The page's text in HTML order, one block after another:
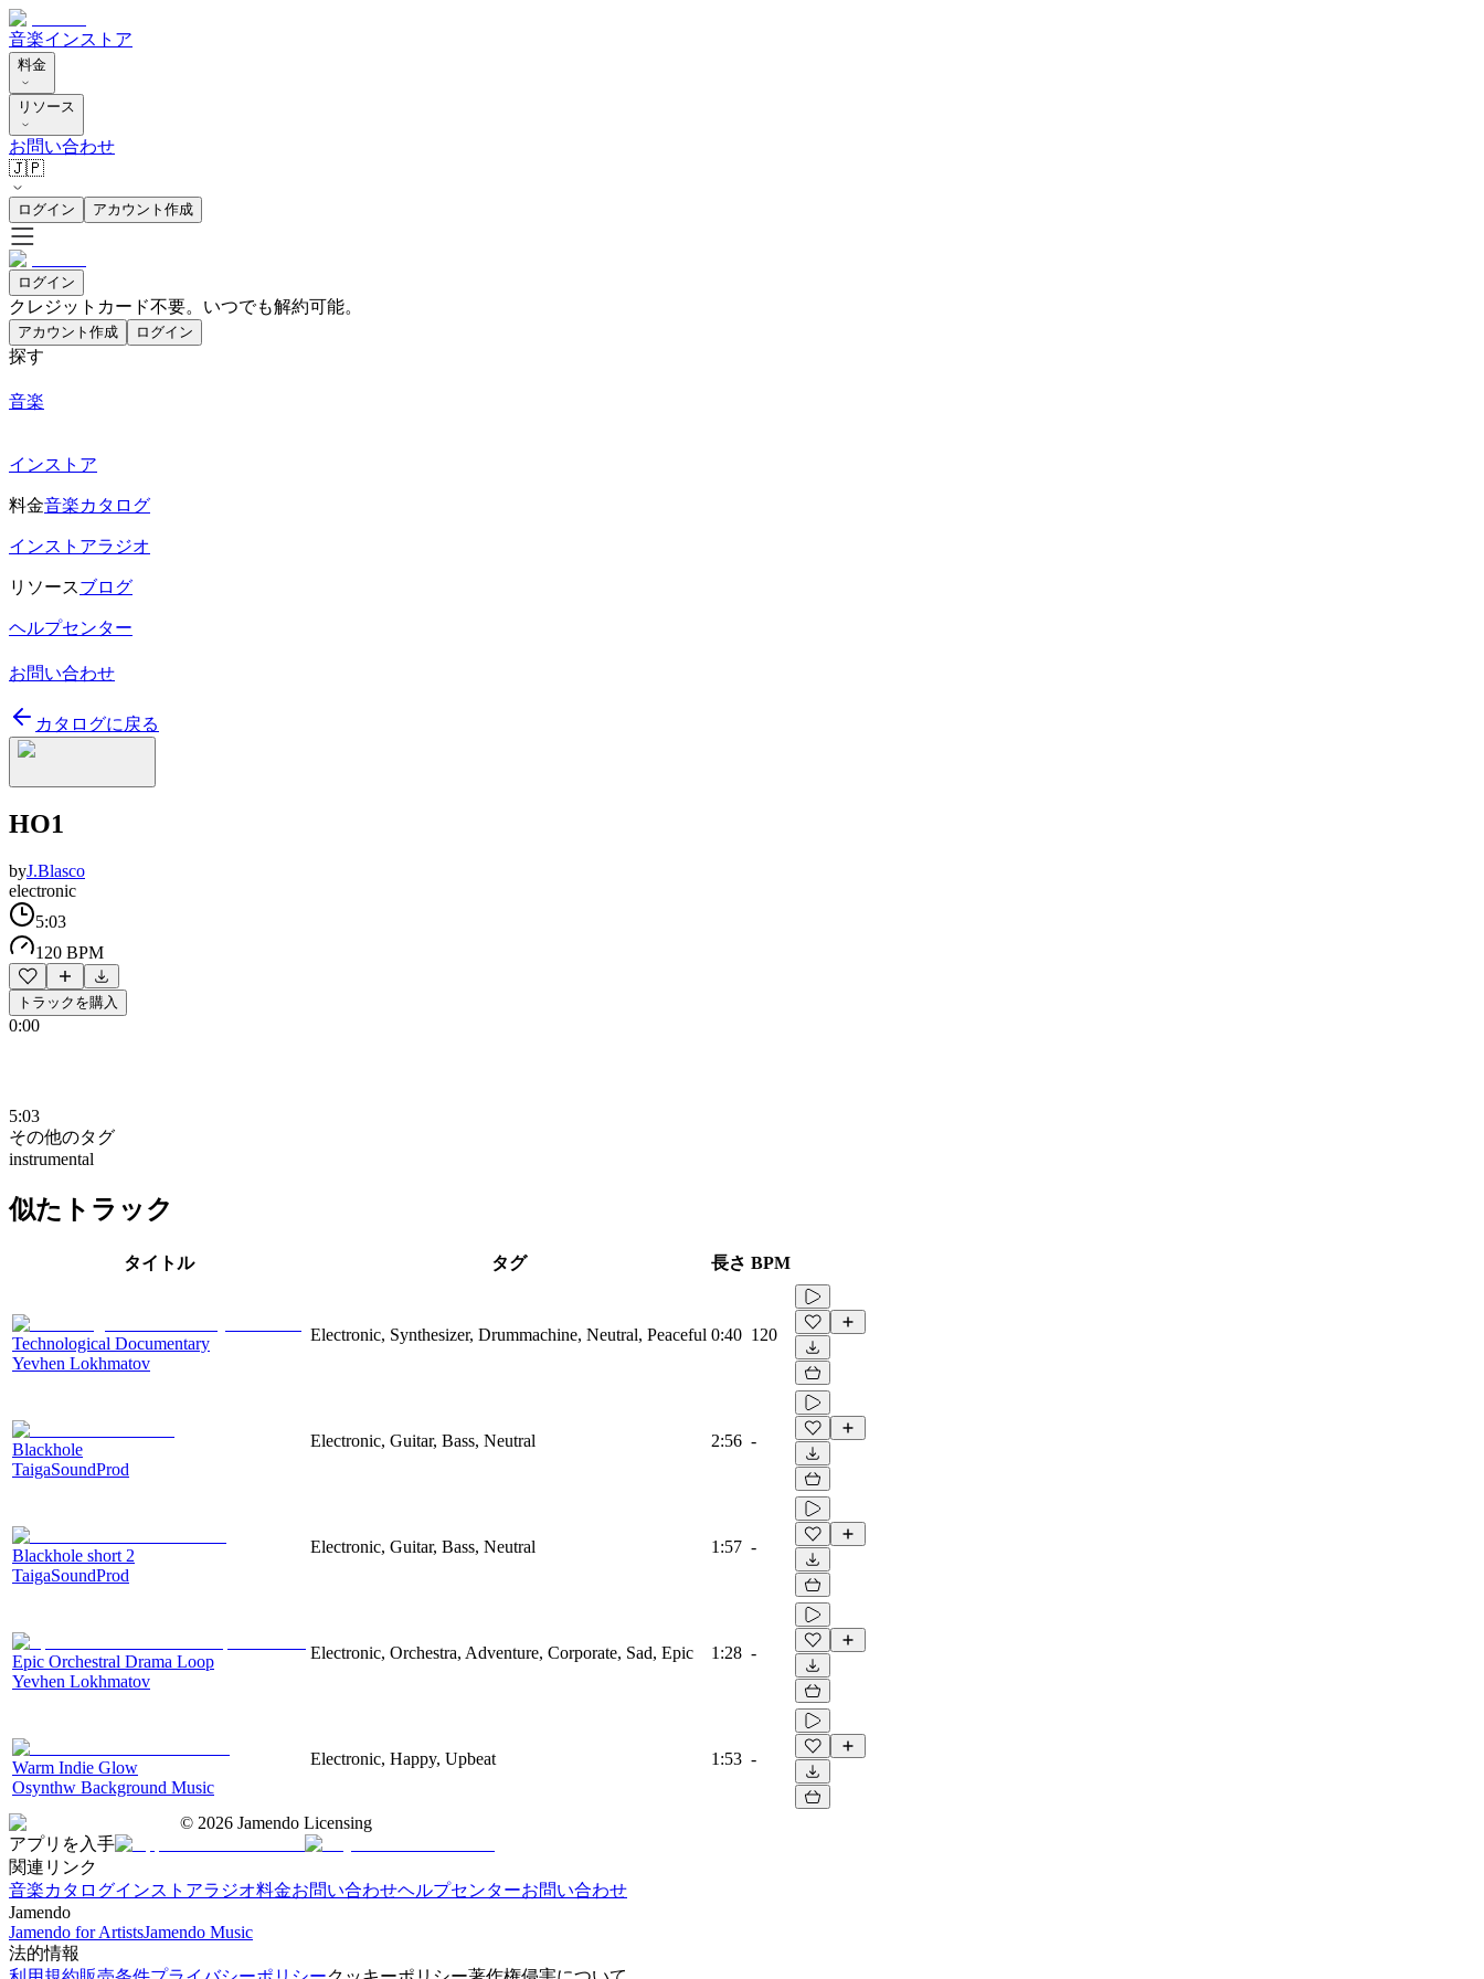
音楽インストア
料金
リソース
お問い合わせ
🇯🇵
ログイン アカウント作成
ログイン
クレジットカード不要。いつでも解約可能。
アカウント作成 ログイン
探す
音楽
インストア
料金音楽カタログ
インストアラジオ
リソースブログ
ヘルプセンター
お問い合わせ
カタログに戻る
HO1
byJ.Blasco
electronic
5:03
120 BPM
トラックを購入
0:00
5:03
その他のタグ
instrumental
似たトラック
タイトル タグ 長さ BPM
Technological Documentary
Yevhen Lokhmatov
Electronic, Synthesizer, Drummachine, Neutral, Peaceful 0:40 120
Blackhole
TaigaSoundProd
Electronic, Guitar, Bass, Neutral 2:56 -
Blackhole short 2
TaigaSoundProd
Electronic, Guitar, Bass, Neutral 1:57 -
Epic Orchestral Drama Loop
Yevhen Lokhmatov
Electronic, Orchestra, Adventure, Corporate, Sad, Epic 1:28 -
Warm Indie Glow
Osynthw Background Music
Electronic, Happy, Upbeat 1:53 -
© 2026 Jamendo Licensing
アプリを入手
関連リンク
音楽カタログインストアラジオ料金お問い合わせヘルプセンターお問い合わせ
Jamendo
Jamendo for ArtistsJamendo Music
法的情報